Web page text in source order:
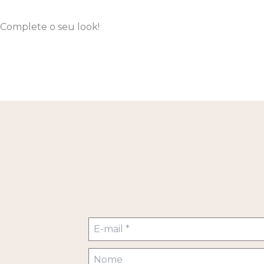
Complete o seu look!